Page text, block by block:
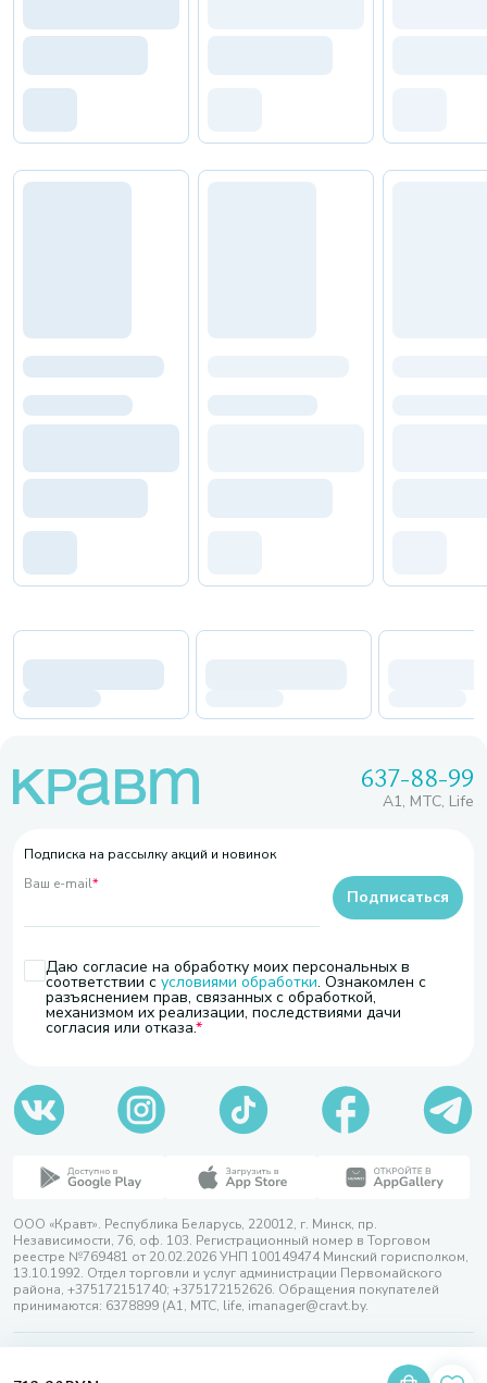
637-88-99
A1, МТС, Life
Подписка на рассылку акций и новинок
Ваш e-mail*
Даю согласие на обработку моих персональных в
соответствии с условиями обработки. Ознакомлен с
разъяснением прав, связанных с обработкой,
механизмом их реализации, последствиями дачи
согласия или отказа.
Подписаться
ООО «Кравт». Республика Беларусь, 220012, г. Минск, пр.
Независимости, 76, оф. 103. Регистрационный номер в Торговом
реестре №769481 от 20.02.2026 УНП 100149474 Минский горисполком,
13.10.1992. Отдел торговли и услуг администрации Первомайского
района, +375172151740; +375172152626. Обращения покупателей
принимаются: 6378899 (А1, МТС, life, imanager@cravt.by.